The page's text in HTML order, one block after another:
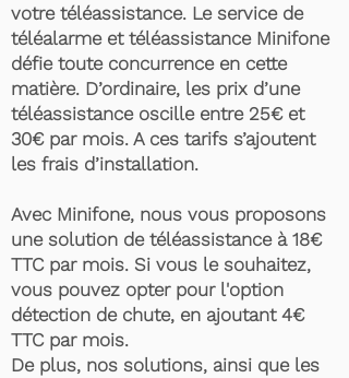
votre téléassistance. Le service de
téléalarme et téléassistance Minifone
défie toute concurrence en cette
matière. D’ordinaire, les prix d’une
téléassistance oscille entre 25€ et
30€ par mois. A ces tarifs s’ajoutent
les frais d’installation.
Avec Minifone, nous vous proposons
une solution de téléassistance à 18€
TTC par mois. Si vous le souhaitez,
vous pouvez opter pour l'option
détection de chute, en ajoutant 4€
TTC par mois.
De plus, nos solutions, ainsi que les